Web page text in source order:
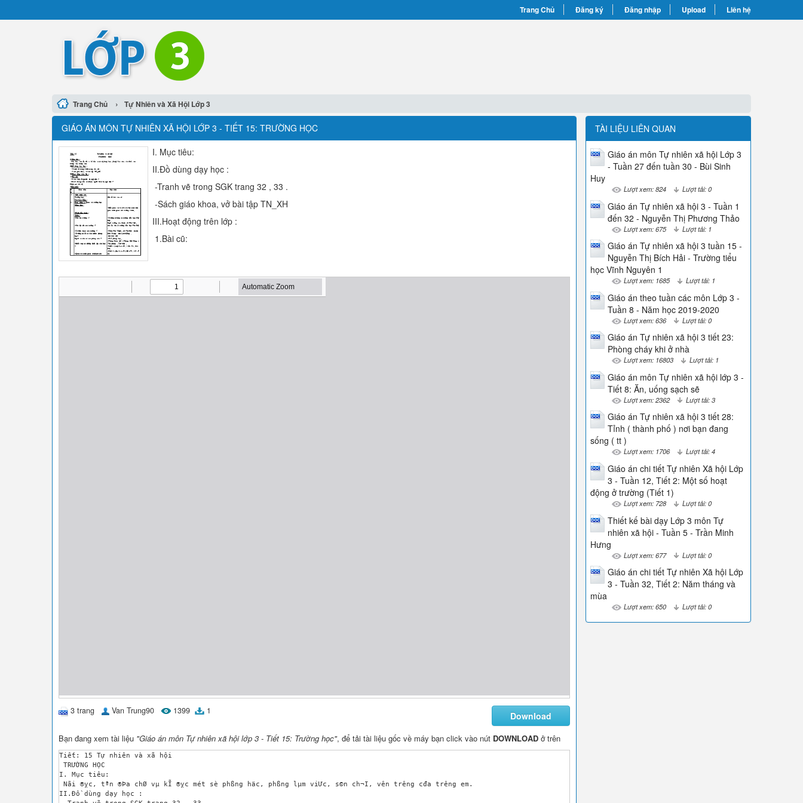
Trang Chủ Đăng ký Đăng nhập Upload Liên hệ
Trang Chủ › Tự Nhiên và Xã Hội Lớp 3
GIÁO ÁN MÔN TỰ NHIÊN XÃ HỘI LỚP 3 - TIẾT 15: TRƯỜNG HỌC
I. Mục tiêu:
II.Đồ dùng dạy học :
-Tranh vẽ trong SGK trang 32 , 33 .
-Sách giáo khoa, vở bài tập TN_XH
III.Hoạt động trên lớp :
1.Bài cũ:
3 trang Van Trung90 1399 1 Download
Bạn đang xem tài liệu "Giáo án môn Tự nhiên xã hội lớp 3 - Tiết 15: Trường học", để tải tài liệu gốc về máy bạn click vào nút DOWNLOAD ở trên
Tiết: 15 Tự nhiên và xã hội
TRƯỜNG HỌC
I. Mục tiêu:
Nãi ®­ỵc, tªn ®Þa chØ vµ kĨ ®­ỵc mét sè phßng häc, phßng lµm viƯc, s©n ch¬I, v­ên tr­êng cđa tr­êng em.
II.Đồ dùng dạy học :
TÀI LIỆU LIÊN QUAN
Giáo án môn Tự nhiên xã hội Lớp 3
- Tuần 27 đến tuần 30 - Bùi Sinh
Huy
Lượt xem: 824 Lượt tải: 0
Giáo án Tự nhiên xã hội 3 - Tuần 1
đến 32 - Nguyễn Thị Phương Thảo
Lượt xem: 675 Lượt tải: 1
Giáo án Tự nhiên xã hội 3 tuần 15 -
Nguyễn Thị Bích Hải - Trường tiểu
học Vĩnh Nguyên 1
Lượt xem: 1685 Lượt tải: 1
Giáo án theo tuần các môn Lớp 3 -
Tuần 8 - Năm học 2019-2020
Lượt xem: 636 Lượt tải: 0
Giáo án Tự nhiên xã hội 3 tiết 23:
Phòng cháy khi ở nhà
Lượt xem: 16803 Lượt tải: 1
Giáo án môn Tự nhiên xã hội lớp 3 -
Tiết 8: Ăn, uống sạch sẽ
Lượt xem: 2362 Lượt tải: 3
Giáo án Tự nhiên xã hội 3 tiết 28:
Tỉnh ( thành phố ) nơi bạn đang
sống ( tt )
Lượt xem: 1706 Lượt tải: 4
Giáo án chi tiết Tự nhiên Xã hội Lớp
3 - Tuần 12, Tiết 2: Một số hoạt
động ở trường (Tiết 1)
Lượt xem: 728 Lượt tải: 0
Thiết kế bài dạy Lớp 3 môn Tự
nhiên xã hội - Tuần 5 - Trần Minh
Hưng
Lượt xem: 677 Lượt tải: 0
Giáo án chi tiết Tự nhiên Xã hội Lớp
3 - Tuần 32, Tiết 2: Năm tháng và
mùa
Lượt xem: 650 Lượt tải: 0